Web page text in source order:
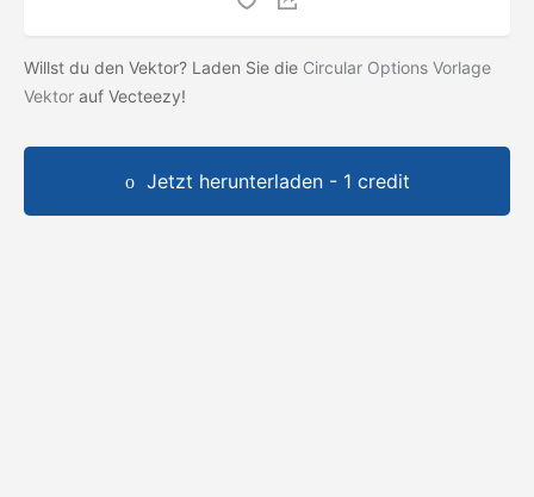
Willst du den Vektor? Laden Sie die Circular Options Vorlage
Vektor auf Vecteezy!
Jetzt herunterladen - 1 credit